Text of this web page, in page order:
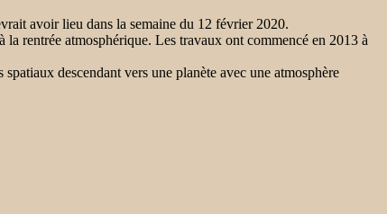
avoir lieu dans la semaine du 12 février 2020.
rentrée atmosphérique. Les travaux ont commencé en 2013 à
descendant vers une planète avec une atmosphère